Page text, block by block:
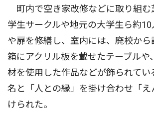
町内で空き家改修などに取り組む
学生サークルや地元の大学生ら約
や扉を修繕し、室内には、廃校か
箱にアクリル板を載せたテーブルや
材を使用した作品などが飾られてい
名と「人との縁」を掛け合わせ「
けられた。